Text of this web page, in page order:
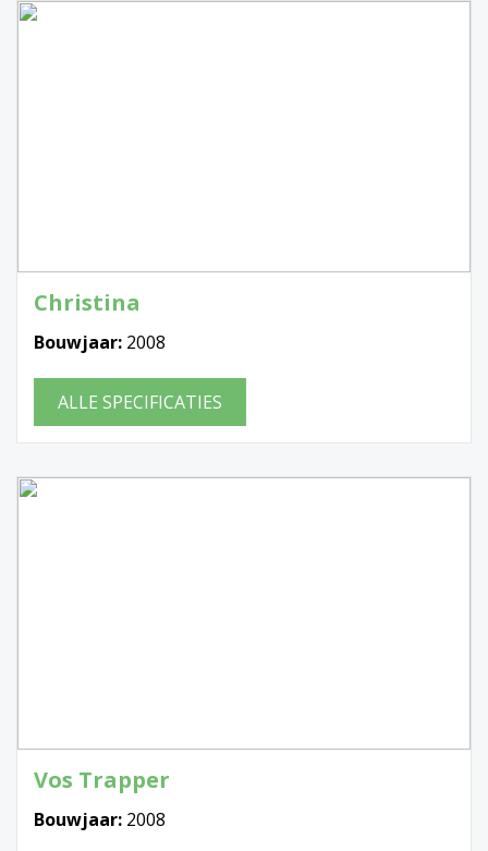
Christina
Bouwjaar: 2008
ALLE SPECIFICATIES
Vos Trapper
Bouwjaar: 2008